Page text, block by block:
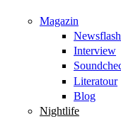
Magazin
Newsflash
Interview
Literatour
Blog
Nightlife